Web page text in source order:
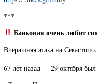
***
Банковая очень любит
Вчерашняя атака на
67 лет назад — 29 октября